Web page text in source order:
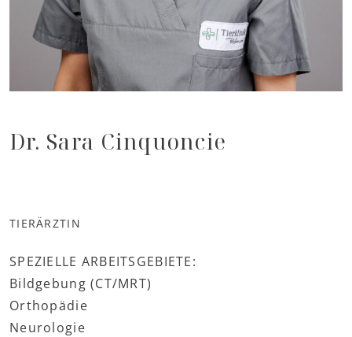
Dr. Sara Cinquoncie
TIERÄRZTIN
SPEZIELLE ARBEITSGEBIETE:
Bildgebung (CT/MRT)
Orthopädie
Neurologie